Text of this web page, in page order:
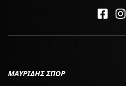
ΜΑΥΡΙΔΗΣ ΣΠΟΡ